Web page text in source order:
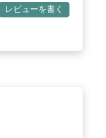
カビ加工も施さ
相性バツグン】
ズ。ソロテント
圧：428mm 付
ロープ×2本・サ
×1・取扱説明書
て色合いが異な
レビューを書く